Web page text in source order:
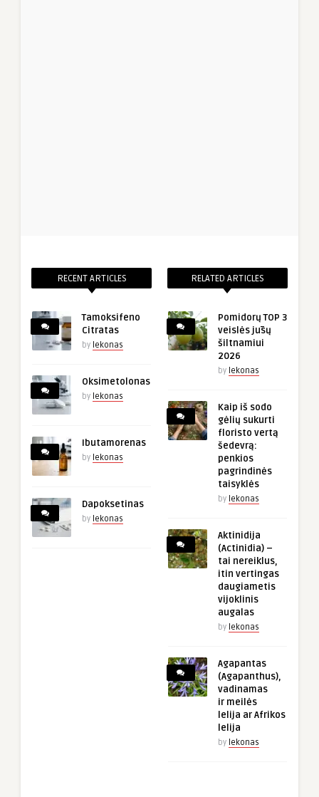
RECENT ARTICLES
Tamoksifeno
Citratas
by lekonas
Oksimetolonas
by lekonas
Ibutamorenas
by lekonas
Dapoksetinas
by lekonas
RELATED ARTICLES
Pomidorų TOP 3
veislės jūsų
šiltnamiui
2026
by lekonas
Kaip iš sodo
gėlių sukurti
floristo vertą
šedevrą:
penkios
pagrindinės
taisyklės
by lekonas
Aktinidija
(Actinidia) –
tai nereiklus,
itin vertingas
daugiametis
vijoklinis
augalas
by lekonas
Agapantas
(Agapanthus),
vadinamas
ir meilės
lelija ar Afrikos
lelija
by lekonas